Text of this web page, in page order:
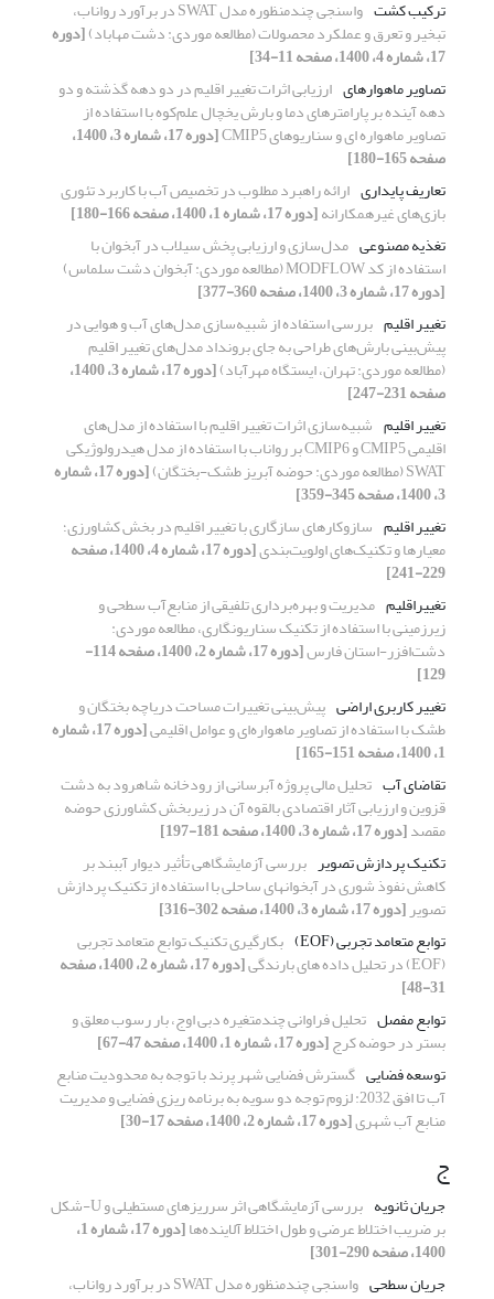
ترکیب کشت واسنجی چندمنظوره مدل SWAT در برآورد رواناب،
تبخیر و تعرق و عملکرد محصولات (مطالعه موردی: دشت مهاباد)[دوره
17، شماره 4، 1400، صفحه 11-34]
تصاویر ماهواره‎ای
ارزیابی اثرات تغییر اقلیم در دو دهه گذشته و دو
دهه آینده بر پارامترهای دما و بارش یخچال علم‌کوه با استفاده از
تصاویر ماهواره ای و سناریوهای CMIP5 [دوره 17، شماره 3، 1400،
صفحه 165-180]
تعاریف پایداری ارائه راهبرد مطلوب در تخصیص آب با کاربرد تئوری
بازی‌های غیرهمکارانه[دوره 17، شماره 1، 1400، صفحه 166-180]
تغذیه مصنوعی مدل‌سازی و ارزیابی پخش سیلاب در آبخوان با
استفاده از کد MODFLOW (مطالعه موردی: آبخوان دشت سلماس)
[دوره 17، شماره 3، 1400، صفحه 360-377]
تغییر اقلیم بررسی استفاده از شبیه‌سازی مدل‌های آب و هوایی در
پیش‌بینی بارش‌های طراحی به جای برونداد مدل‌های تغییر اقلیم
(مطالعه موردی: تهران، ایستگاه مهرآباد) [دوره 17، شماره 3، 1400،
صفحه 231-247]
تغییر اقلیم شبیه‌سازی اثرات تغییر اقلیم با استفاده از مدل‌های
اقلیمی CMIP5 و CMIP6 بر رواناب با استفاده از مدل هیدرولوژیکی
SWAT (مطالعه موردی: حوضه آبریز طشک-بختگان) [دوره 17، شماره
3، 1400، صفحه 345-359]
تغییر اقلیم سازوکارهای سازگاری با تغییر اقلیم در بخش کشاورزی؛
معیارها و تکنیک‌های اولویت‌بندی [دوره 17، شماره 4، 1400، صفحه
229-241]
تغییراقلیم مدیریت و بهره‌برداری تلفیقی از منابع‌آب‌ سطحی و
زیرزمینی با استفاده از تکنیک سناریو‌نگاری، مطالعه موردی:
دشت‌افزر-استان فارس [دوره 17، شماره 2، 1400، صفحه 114-
129]
تغییر کاربری اراضی پیش‌بینی تغییرات مساحت دریاچه بختگان و
طشک با استفاده از تصاویر ماهواره‌ای و عوامل اقلیمی [دوره 17، شماره
1، 1400، صفحه 151-165]
تقاضای آب تحلیل مالی پروژه آبرسانی از رودخانه شاهرود به دشت
قزوین و ارزیابی آثار اقتصادی بالقوه آن در زیربخش کشاورزی حوضه
مقصد[دوره 17، شماره 3، 1400، صفحه 181-197]
تکنیک پردازش تصویر بررسی آزمایشگاهی تأثیر دیوار آب‏‏بند بر
کاهش نفوذ شوری در آبخوان‏های ساحلی با استفاده از تکنیک پردازش
تصویر[دوره 17، شماره 3، 1400، صفحه 302-316]
توابع متعامد تجربی (EOF)
بکارگیری تکنیک توابع متعامد تجربی
(EOF) در تحلیل داده‎‎ های بارندگی [دوره 17، شماره 2، 1400، صفحه
31-48]
توابع مفصل تحلیل فراوانی چندمتغیره دبی اوج، بار رسوب معلق و
بستر در حوضه کرج[دوره 17، شماره 1، 1400، صفحه 47-67]
توسعه فضایی گسترش فضایی شهر پرند با توجه به محدودیت منابع
آب تا افق 2032: لزوم توجه دو سویه به برنامه ریزی فضایی و مدیریت
منابع آب شهری[دوره 17، شماره 2، 1400، صفحه 17-30]
ج
جریان ثانویه بررسی آزمایشگاهی اثر سرریزهای مستطیلی و U-شکل
بر ضریب اختلاط عرضی و طول اختلاط آلاینده‌ها [دوره 17، شماره 1،
1400، صفحه 290-301]
جریان سطحی
واسنجی چندمنظوره مدل SWAT در برآورد رواناب،